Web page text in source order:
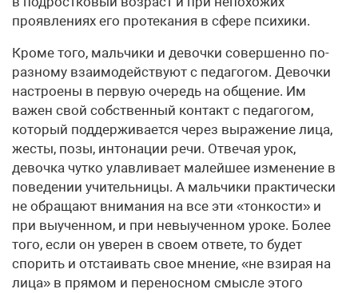
проявлениях его протекания в сфере психики.
Кроме того, мальчики и девочки совершенно по-
разному взаимодействуют с педагогом. Девочки
настроены в первую очередь на общение. Им
важен свой собственный контакт с педагогом,
который поддерживается через выражение лица,
жесты, позы, интонации речи. Отвечая урок,
девочка чутко улавливает малейшее изменение в
поведении учительницы. А мальчики практически
не обращают внимания на все эти «тонкости» и
при выученном, и при невыученном уроке. Более
того, если он уверен в своем ответе, то будет
спорить и отстаивать свое мнение, «не взирая на
лица» в прямом и переносном смысле этого